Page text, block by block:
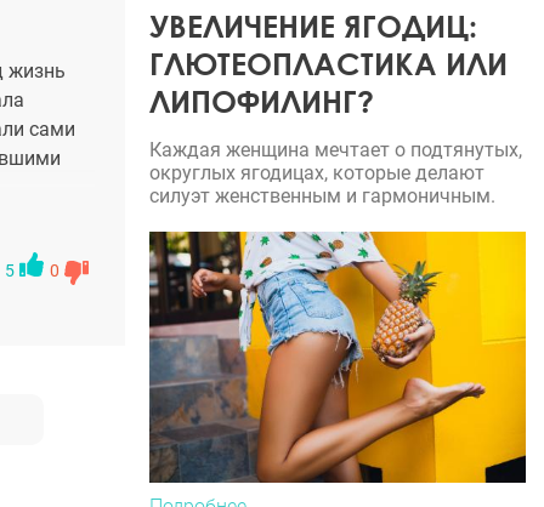
жизнь
сами
5 0
УВЕЛИЧЕНИЕ ЯГОДИЦ:
ГЛЮТЕОПЛАСТИКА ИЛИ
ЛИПОФИЛИНГ?
Каждая женщина мечтает о подтянутых,
округлых ягодицах, которые делают
силуэт женственным и гармоничным.